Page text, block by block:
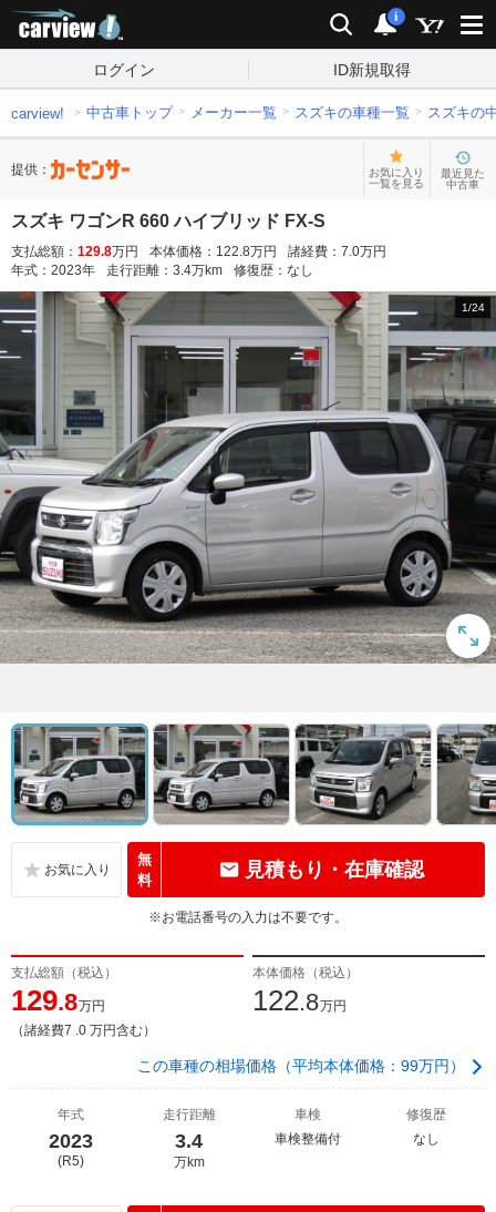
検索 通知
i
ログイン ID新規取得
carview! 中古車トップ メーカー一覧 スズキの車種一覧 スズキの
提供：
お気に入り
一覧を見る
最近見た
中古車
スズキ ワゴンR 660 ハイブリッド FX-S
支払総額： 129.8万円 本体価格： 122.8万円 諸経費： 7.0万円
年式： 2023年 走行距離： 3.4万km 修復歴： なし
1/24
無
料
見積もり・在庫確認
※お電話番号の入力は不要です。
支払総額（税込）
129.8万円
（諸経費7 .0 万円含む）
本体価格（税込）
122.8万円
この車種の相場価格（平均本体価格：99万円）
年式
2023
(R5)
走行距離
3.4
万km
車検
車検整備付
修復歴
なし